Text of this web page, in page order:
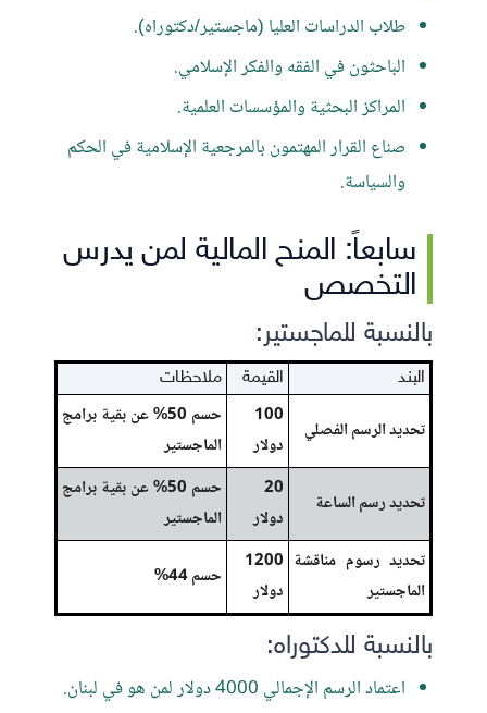
طلاب الدراسات العليا (ماجستير/دكتوراه).
الباحثون في الفقه والفكر الإسلامي.
المراكز البحثية والمؤسسات العلمية.
صناع القرار المهتمون بالمرجعية الإسلامية في الحكم
والسياسة.
سابعاً: المنح المالية لمن يدرس
التخصص
بالنسبة للماجستير:
البند القيمة ملاحظات
تحديد الرسم الفصلي
100
دولار
حسم 50% عن بقية برامج
الماجستير
تحديد رسم الساعة
20
دولار
حسم 50% عن بقية برامج
الماجستير
تحديد رسوم مناقشة
الماجستير
1200
دولار
حسم 44%
بالنسبة للدكتوراه:
اعتماد الرسم الإجمالي 4000 دولار لمن هو في لبنان.